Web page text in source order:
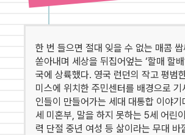
한 번 들으면 절대 잊을 수 없는 매콤
쏟아내며 세상을 뒤집어엎는 ‘할매 할
국에 상륙했다. 영국 런던의 작고 평범
미스에 위치한 주민센터를 배경으로 기
인들이 만들어가는 세대 대통합 이야
세 미혼부, 말을 하지 못하는 5세 어린
력 단절 중년 여성 등 삶이라는 무대 바